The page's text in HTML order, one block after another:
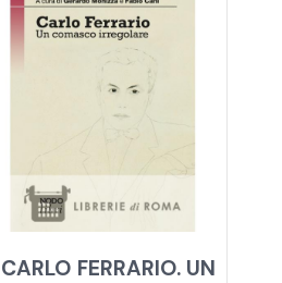
CARLO FERRARIO. UN